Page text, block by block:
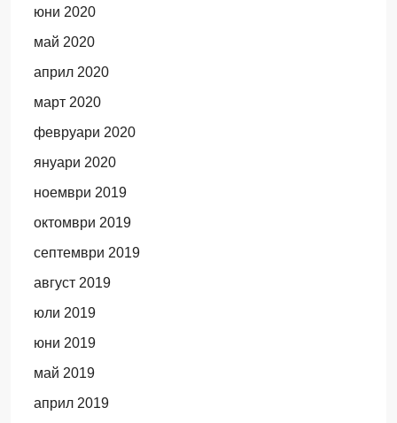
юни 2020
май 2020
април 2020
март 2020
февруари 2020
януари 2020
ноември 2019
октомври 2019
септември 2019
август 2019
юли 2019
юни 2019
май 2019
април 2019